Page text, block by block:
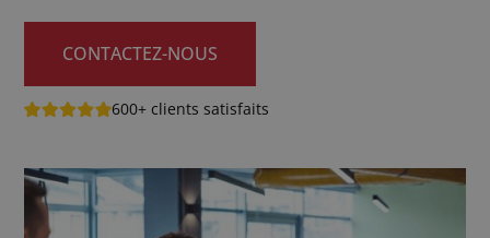
CONTACTEZ-NOUS
600+ clients satisfaits